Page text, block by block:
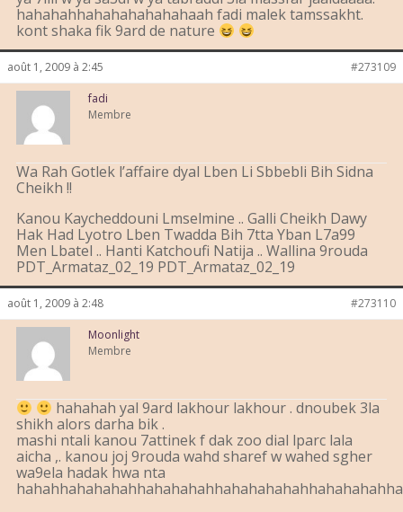
hahahahhahahahahahahaah fadi malek tamssakht.
kont shaka fik 9ard de nature
août 1, 2009 à 2:45 #273109
fadi
Membre
Wa Rah Gotlek l’affaire dyal Lben Li Sbbebli Bih Sidna
Cheikh !!
Kanou Kaycheddouni Lmselmine .. Galli Cheikh Dawy
Hak Had Lyotro Lben Twadda Bih 7tta Yban L7a99
Men Lbatel .. Hanti Katchoufi Natija .. Wallina 9rouda
PDT_Armataz_02_19 PDT_Armataz_02_19
août 1, 2009 à 2:48 #273110
Moonlight
Membre
hahahah yal 9ard lakhour lakhour . dnoubek 3la
shikh alors darha bik .
mashi ntali kanou 7attinek f dak zoo dial lparc lala
aicha ,. kanou joj 9rouda wahd sharef w wahed sgher
wa9ela hadak hwa nta